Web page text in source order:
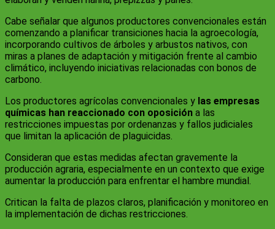
Cabe señalar que algunos productores convencionales están
comenzando a planificar transiciones hacia la agroecología,
incorporando cultivos de árboles y arbustos nativos, con
miras a planes de adaptación y mitigación frente al cambio
climático, incluyendo iniciativas relacionadas con bonos de
carbono.
Los productores agrícolas convencionales y las empresas
químicas han reaccionado con oposición a las
restricciones impuestas por ordenanzas y fallos judiciales
que limitan la aplicación de plaguicidas.
Consideran que estas medidas afectan gravemente la
producción agraria, especialmente en un contexto que exige
aumentar la producción para enfrentar el hambre mundial.
Critican la falta de plazos claros, planificación y monitoreo en
la implementación de dichas restricciones.